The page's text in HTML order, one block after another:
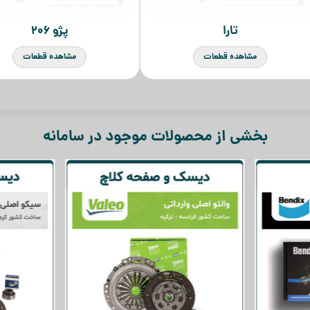
پراید
مشاهده قطعات
پژو ۲۰۶
مشاهده قطعات
بخشی از محصولات موجود در سامانه